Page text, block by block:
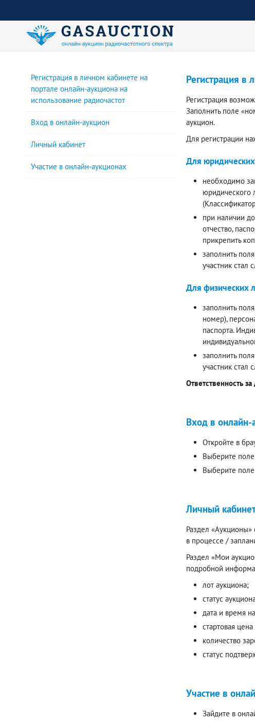
Регистрация в личном кабинете на
портале онлайн-аукциона на
использование радиочастот
Вход в онлайн-аукцион
Личный кабинет
Участие в онлайн-аукционах
Регистрация в
Регистрация
Заполнить поле
аукцион.
Для регистрации
Для
необходимо
юридического
при наличии
отчество,
прикрепить
заполнить
участник стал
Для физических
заполнить
номер),
паспорта.
заполнить
участник стал
Ответственность
Вход в онлайн-
Откройте в
Выберите
Выберите
Личный
Раздел «Аукционы»
в процессе /
Раздел «Мои
подробной
лот аукциона;
статус
дата и время
стартовая
количество
статус
Участие в
Зайдите в